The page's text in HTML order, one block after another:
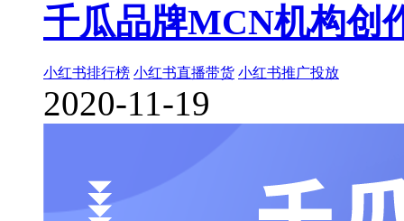
千瓜品牌MCN机构创
小红书排行榜 小红书直播带货 小红书推广投放
2020-11-19